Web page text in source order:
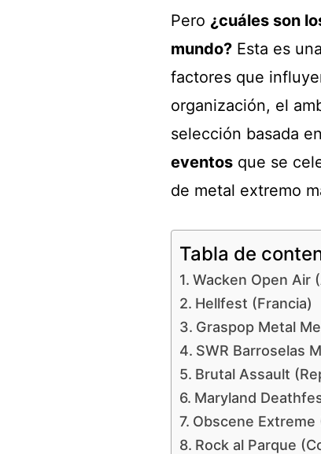
Pero ¿cuáles son
mundo? Esta es
factores que
organización, el
selección basada
eventos que se
de metal extremo
Tabla de
Wacken Open Air
Hellfest (Francia)
Graspop Metal
SWR Barroselas
Brutal Assault
Maryland
Obscene Extreme
Rock al Parque